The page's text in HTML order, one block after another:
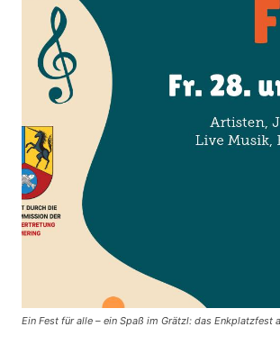
Ein Fest für alle – ein Spaß im Grätzl: das Enkplatzfest